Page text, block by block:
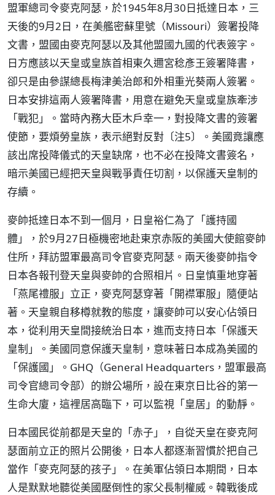
盟軍總司令麥克阿瑟，於1945年8月30日抵達日本，三
天後的9月2日，在美艦密蘇里號（Missouri）簽署投降
文書，盟國由麥克阿瑟以及其他盟國九國的代表簽字。
日方應該以天皇或皇族首相東久邇宮稔彥王簽署降書，
卻只是由參謀總長梅津美治郎和外相重光葵兩人簽署。
日本安排這兩人簽署降書，用意在避免天皇或皇族牽涉
「戰犯」。當時內務大臣木戶幸一，對投降文書的簽署
使節，要煩勞皇族，表示絕對反對〔注5〕。美國竟讓應
該出席投降儀式的天皇缺席，也不必在投降文書簽名，
暗示美國已經把天皇與戰爭責任切割，以保護天皇制的
存續。
麥帥抵達日本不到一個月，日皇裕仁為了「護持國
體」，於9月27日極機密地赴東京赤阪的美國大使館麥帥
住所，拜訪盟軍最高司令官麥克阿瑟。兩天後麥帥指令
日本各報刊登天皇與麥帥的合照相片。日皇慎重地穿著
「燕尾禮服」立正，麥克阿瑟穿著「開襟軍服」隨便站
著。天皇親自移樽就教的態度，讓麥帥可以安心佔領日
本，從利用天皇間接統治日本，進而支持日本「保護天
皇制」。美國同意保護天皇制，意味著日本成為美國的
「保護國」。GHQ（General Headquarters，盟軍最高
司令官總司令部）的辦公場所，設在東京日比谷的第一
生命大廈，這裡居高臨下，可以監視「皇居」的動靜。
日本國民從前都是天皇的「赤子」，自從天皇在麥克阿
瑟面前立正的照片公開後，日本人都逐漸習慣於把自己
當作「麥克阿瑟的孩子」。在美軍佔領日本期間，日本
人是默默地聽從美國壓倒性的家父長制權威。韓戰後成